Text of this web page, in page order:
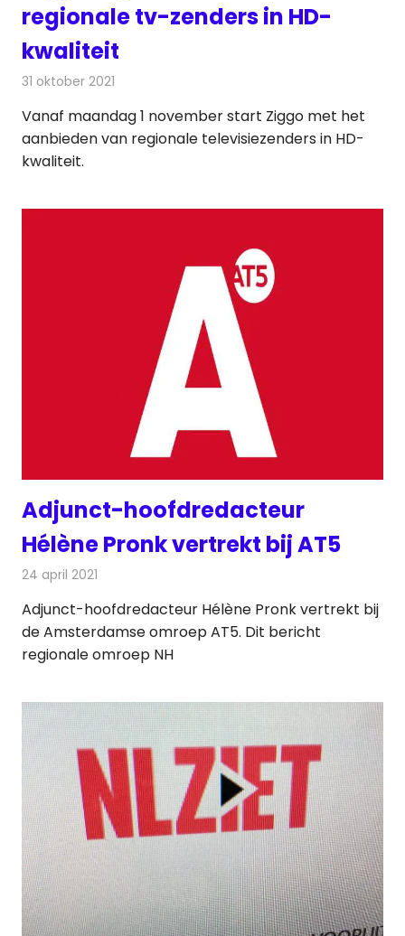
regionale tv-zenders in HD-
kwaliteit
31 oktober 2021
Vanaf maandag 1 november start Ziggo met het
aanbieden van regionale televisiezenders in HD-
kwaliteit.
Adjunct-hoofdredacteur
Hélène Pronk vertrekt bij AT5
24 april 2021
Adjunct-hoofdredacteur Hélène Pronk vertrekt bij
de Amsterdamse omroep AT5. Dit bericht
regionale omroep NH